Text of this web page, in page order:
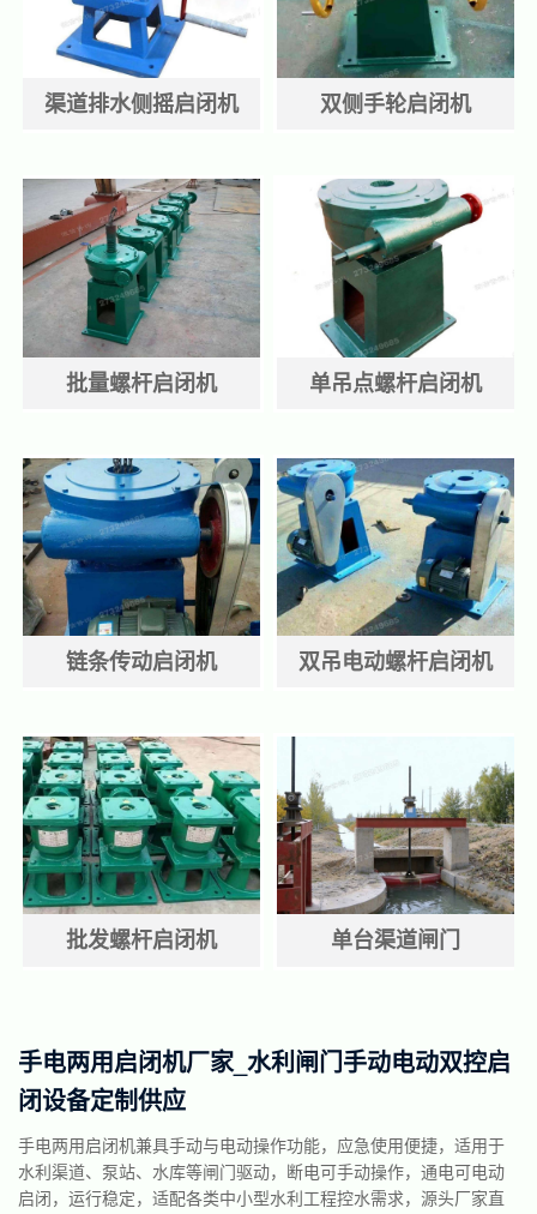
渠道排水侧摇启闭机 双侧手轮启闭机
批量螺杆启闭机 单吊点螺杆启闭机
链条传动启闭机 双吊电动螺杆启闭机
批发螺杆启闭机 单台渠道闸门
手电两用启闭机厂家_水利闸门手动电动双控启
闭设备定制供应
手电两用启闭机兼具手动与电动操作功能，应急使用便捷，适用于
水利渠道、泵站、水库等闸门驱动，断电可手动操作，通电可电动
启闭，运行稳定，适配各类中小型水利工程控水需求，源头厂家直